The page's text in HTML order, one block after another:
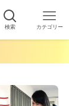
検索 カテゴリー